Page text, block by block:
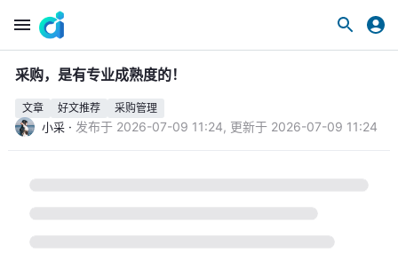
采购，是有专业成熟度的！
文章 好文推荐 采购管理
小采 · 发布于 2026-07-09 11:24, 更新于 2026-07-09 11:24